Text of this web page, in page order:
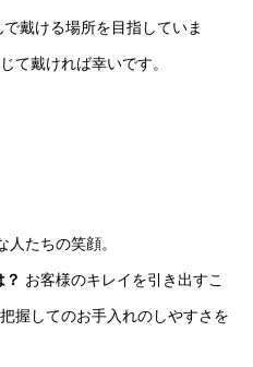
戴ける場所を目指していま
て戴ければ幸いです。
人たちの笑顔。
お客様のキレイを引き出すこ
握してのお手入れのしやすさを